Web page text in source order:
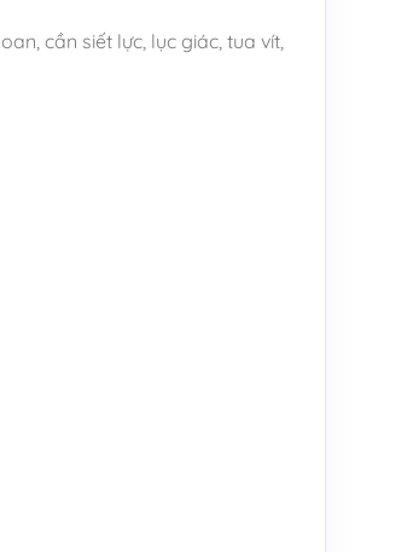
cần siết lực, lục giác, tua vít,